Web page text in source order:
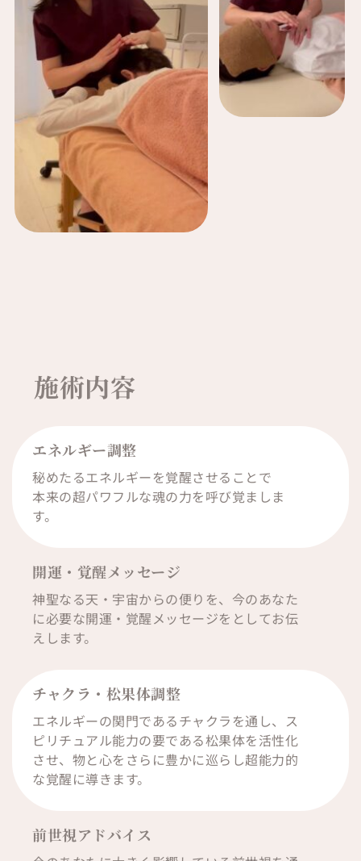
施術内容
エネルギー調整
秘めたるエネルギーを覚醒させることで
本来の超パワフルな魂の力を呼び覚ましま
す。
開運・覚醒メッセージ
神聖なる天・宇宙からの便りを、今のあなた
に必要な開運・覚醒メッセージをとしてお伝
えします。
チャクラ・松果体調整
エネルギーの関門であるチャクラを通し、ス
ピリチュアル能力の要である松果体を活性化
させ、物と心をさらに豊かに巡らし超能力的
な覚醒に導きます。
前世視アドバイス